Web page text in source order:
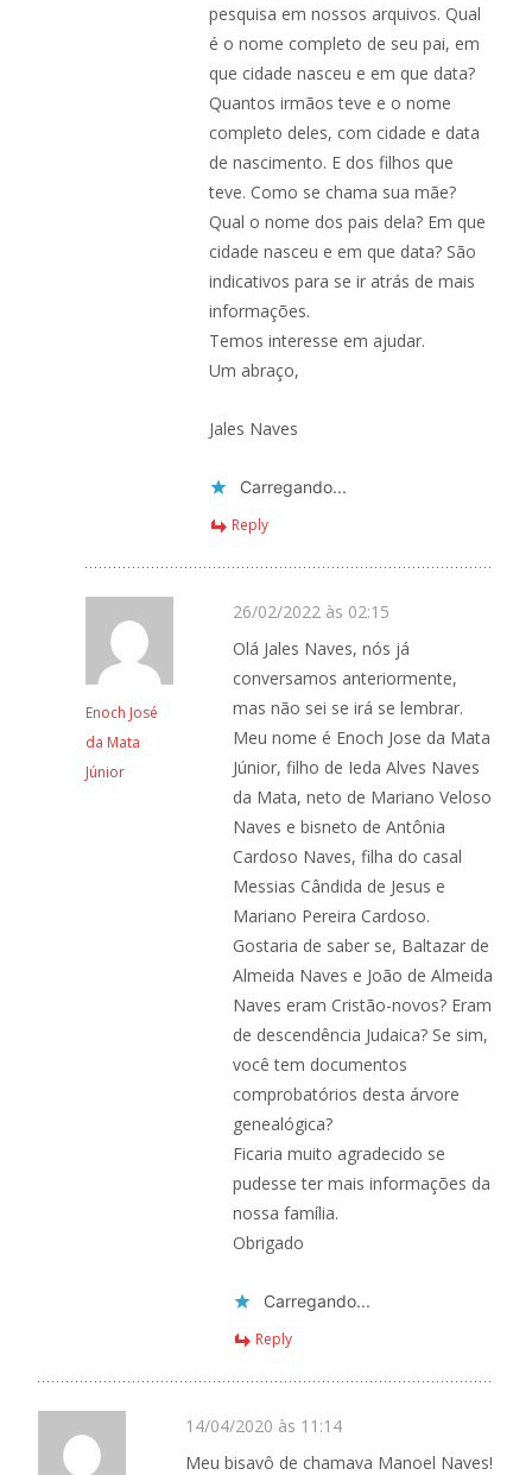
pesquisa em nossos arquivos. Qual
é o nome completo de seu pai, em
que cidade nasceu e em que data?
Quantos irmãos teve e o nome
completo deles, com cidade e data
de nascimento. E dos filhos que
teve. Como se chama sua mãe?
Qual o nome dos pais dela? Em que
cidade nasceu e em que data? São
indicativos para se ir atrás de mais
informações.
Temos interesse em ajudar.
Um abraço,
Jales Naves
Carregando...
Reply
Enoch José
da Mata
Júnior
26/02/2022 às 02:15
Olá Jales Naves, nós já
conversamos anteriormente,
mas não sei se irá se lembrar.
Meu nome é Enoch Jose da Mata
Júnior, filho de Ieda Alves Naves
da Mata, neto de Mariano Veloso
Naves e bisneto de Antônia
Cardoso Naves, filha do casal
Messias Cândida de Jesus e
Mariano Pereira Cardoso.
Gostaria de saber se, Baltazar de
Almeida Naves e João de Almeida
Naves eram Cristão-novos? Eram
de descendência Judaica? Se sim,
você tem documentos
comprobatórios desta árvore
genealógica?
Ficaria muito agradecido se
pudesse ter mais informações da
nossa família.
Obrigado
Carregando...
Reply
14/04/2020 às 11:14
Meu bisavô de chamava Manoel Naves!